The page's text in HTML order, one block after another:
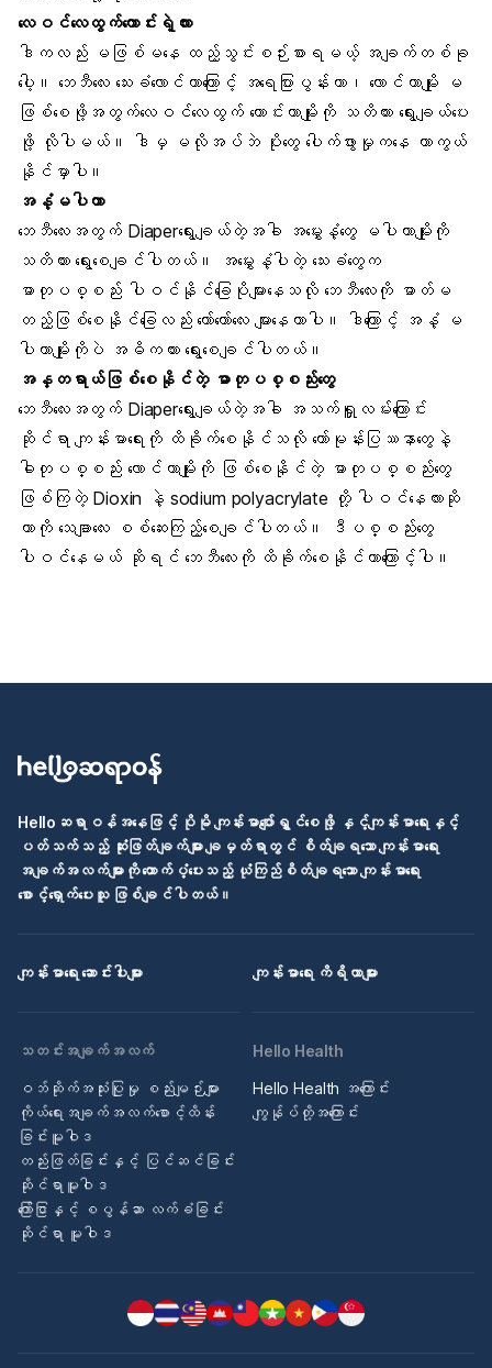
လေဝင်လေထွက်ကောင်းရဲ့လား
ဒါကလည်း မဖြစ်မနေ ထည့်သွင်းစဉ်းစားရမယ့် အချက်တစ်ခု
ပေါ့။ ဘေဘီလေး သေးခံလောင်တာကြောင့် အရေပြားပွန်းတာ၊ လောင်တာမျိုး မ
ဖြစ်စေဖို့အတွက်လေဝင်လေထွက် ကောင်းတာမျိုးကို သတိထား ရွေးချယ်ပေး
ဖို့ လိုပါမယ်။ ဒါမှ မလိုအပ်ဘဲ ပိုးတွေ ပေါက်ဖွားမှုကနေ ကာကွယ်
နိုင်မှာပါ။
အနံ့မပါတာ
ဘေဘီလေးအတွက် Diaperရွေးချယ်တဲ့အခါ အမွှေးနံ့တွေ မပါတာမျိုးကို
သတိထား ရွေးစေချင်ပါတယ်။ အမွှေးနံ့ပါတဲ့ သေးခံတွေက
ဓာတုပစ္စည်း ပါဝင်နိုင်ခြေပိုများနေသလို ဘေဘီလေးကို ဓာတ်မ
တည့်ဖြစ်စေနိုင်ခြေလည်း တော်တော်လေး များနေတာပါ။ ဒါကြောင့် အနံ့ မ
ပါတာမျိုးကိုပဲ အဓိကထား ရွေးစေချင်ပါတယ်။
အန္တရာယ်ဖြစ်စေနိုင်တဲ့ ဓာတုပစ္စည်းတွေ
ဘေဘီလေးအတွက် Diaperရွေးချယ်တဲ့အခါ အသက်ရှူလမ်းကြောင်း
ဆိုင်ရာ ကျန်းမာရေးကို ထိခိုက်စေနိုင်သလို ဟော်မုန်းပြဿနာတွေနဲ့
ဓါတုပစ္စည်း လောင်တာမျိုးကို ဖြစ်စေနိုင်တဲ့ ဓာတုပစ္စည်းတွေ
ဖြစ်ကြတဲ့ Dioxin နဲ့ sodium polyacrylate တို့ ပါဝင်နေလားဆို
တာကို သေချာလေး စစ်ဆေးကြည့်စေချင်ပါတယ်။ ဒီပစ္စည်းတွေ
ပါဝင်နေမယ် ဆိုရင် ဘေဘီလေးကို ထိခိုက်စေနိုင်တာကြောင့်ပါ။
Helloဆရာဝန်အနေဖြင့် ပိုမို ကျန်းမာပျော်ရွှင်စေဖို့ နှင့်ကျန်းမာရေးနှင့်
ပတ်သက်သည့် ဆုံးဖြတ်ချက်များ ချမှတ်ရာတွင် စိတ်ချရသော ကျန်းမာရေး
အချက်အလက်များကို ထောက်ပံ့ပေးသည့် ယုံကြည်စိတ်ချရသော ကျန်းမာရေး
စောင့်ရှောက်ပေးသူ ဖြစ်ချင်ပါတယ်။
ကျန်းမာရေး ဆောင်းပါးများ ကျန်းမာရေး ကိရိယာများ
သတင်းအချက်အလက်
ဝဘ်ဆိုက်အသုံးပြုမှု စည်းမျဉ်းများ
ကိုယ်ရေးအချက်အလက်စောင့်ထိန်း
ခြင်းမူဝါဒ
တည်းဖြတ်ခြင်းနှင့် ပြင်ဆင်ခြင်း
ဆိုင်ရာမူဝါဒ
ကြော်ငြာနှင့် စပွန်ဆာ လက်ခံခြင်း
ဆိုင်ရာ မူဝါဒ
Hello Health
Hello Health အကြောင်း
ကျွန်ုပ်တို့အကြောင်း